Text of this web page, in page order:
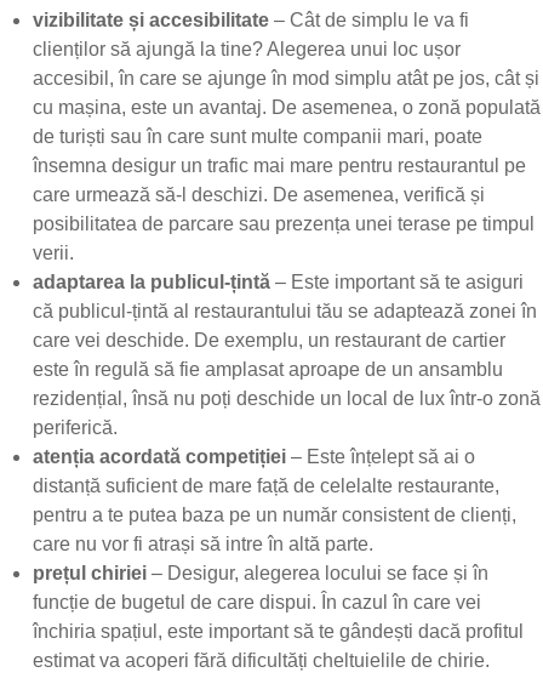
vizibilitate și accesibilitate – Cât de simplu le va fi
clienților să ajungă la tine? Alegerea unui loc ușor
accesibil, în care se ajunge în mod simplu atât pe jos, cât și
cu mașina, este un avantaj. De asemenea, o zonă populată
de turiști sau în care sunt multe companii mari, poate
însemna desigur un trafic mai mare pentru restaurantul pe
care urmează să-l deschizi. De asemenea, verifică și
posibilitatea de parcare sau prezența unei terase pe timpul
verii.
adaptarea la publicul-țintă – Este important să te asiguri
că publicul-țintă al restaurantului tău se adaptează zonei în
care vei deschide. De exemplu, un restaurant de cartier
este în regulă să fie amplasat aproape de un ansamblu
rezidențial, însă nu poți deschide un local de lux într-o zonă
periferică.
atenția acordată competiției – Este înțelept să ai o
distanță suficient de mare față de celelalte restaurante,
pentru a te putea baza pe un număr consistent de clienți,
care nu vor fi atrași să intre în altă parte.
prețul chiriei – Desigur, alegerea locului se face și în
funcție de bugetul de care dispui. În cazul în care vei
închiria spațiul, este important să te gândești dacă profitul
estimat va acoperi fără dificultăți cheltuielile de chirie.